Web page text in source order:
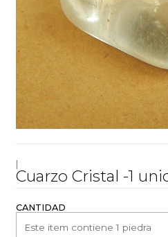
Cuarzo Cristal -1
CANTIDAD